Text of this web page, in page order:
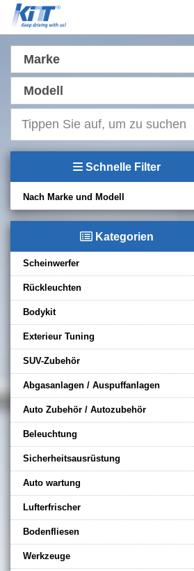
Marke
Modell
Schnelle Filter
Nach Marke und Modell
Kategorien
Scheinwerfer
Rückleuchten
Bodykit
Exterieur Tuning
SUV-Zubehör
Abgasanlagen / Auspuffanlagen
Auto Zubehör / Autozubehör
Beleuchtung
Sicherheitsausrüstung
Auto wartung
Lufterfrischer
Bodenfliesen
Werkzeuge